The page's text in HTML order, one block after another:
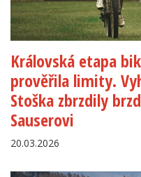
Královská etapa
prověřila limity.
Stoška zbrzdily
Sauserovi
20.03.2026